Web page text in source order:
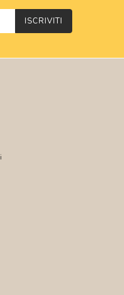
ISCRIVITI